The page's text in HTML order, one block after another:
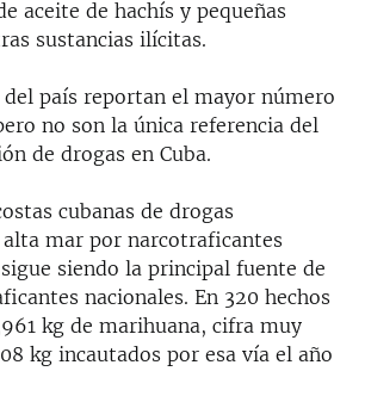
RUSA EN AMÉRICA LATINA
A UCRANIA
aceite de hachís y pequeñas
sustancias ilícitas.
país reportan el mayor número
no son la única referencia del
de drogas en Cuba.
cubanas de drogas
alta mar por narcotraficantes
siendo la principal fuente de
nacionales. En 320 hechos
kg de marihuana, cifra muy
kg incautados por esa vía el año